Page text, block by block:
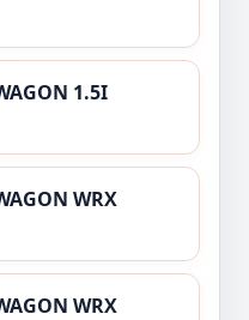
1.5I
WRX
WRX